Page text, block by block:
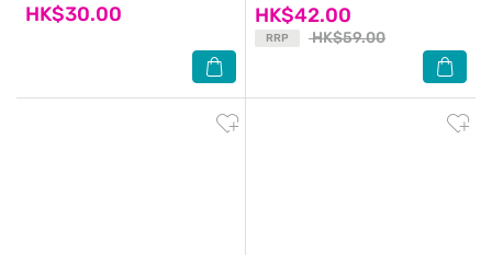
HK$30.00 HK$42.00
RRP HK$59.00